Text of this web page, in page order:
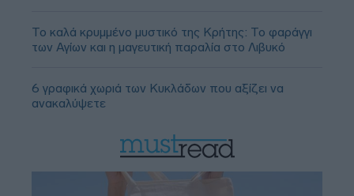
Το καλά κρυμμένο μυστικό της Κρήτης: Το φαράγγι
των Αγίων και η μαγευτική παραλία στο Λιβυκό
6 γραφικά χωριά των Κυκλάδων που αξίζει να
ανακαλύψετε